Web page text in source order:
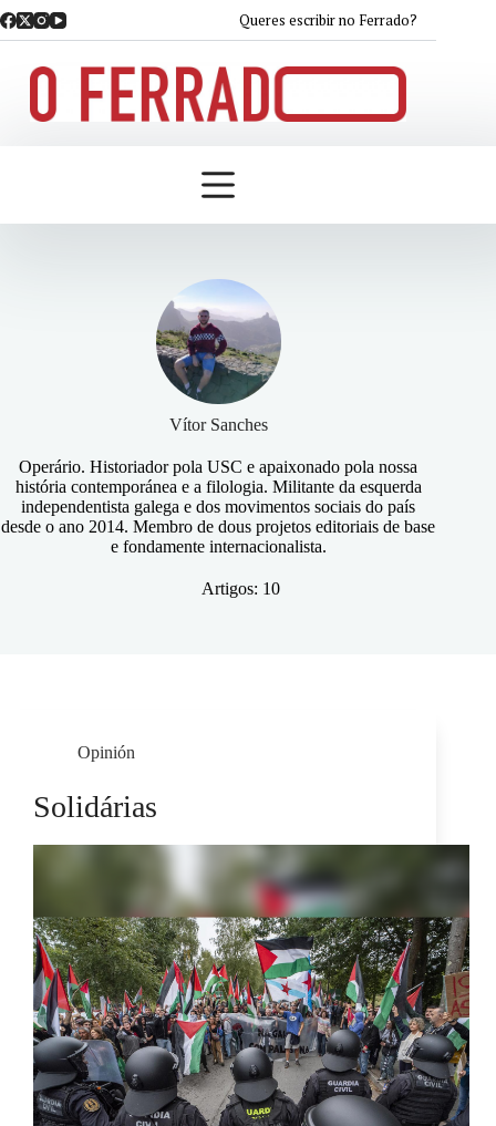
Saltar
ao
Queres escribir no Ferrado?
Vítor Sanches
Operário. Historiador pola USC e apaixonado pola nossa
história contemporánea e a filologia. Militante da esquerda
independentista galega e dos movimentos sociais do país
desde o ano 2014. Membro de dous projetos editoriais de base
e fondamente internacionalista.
Artigos: 10
Opinión
Solidárias